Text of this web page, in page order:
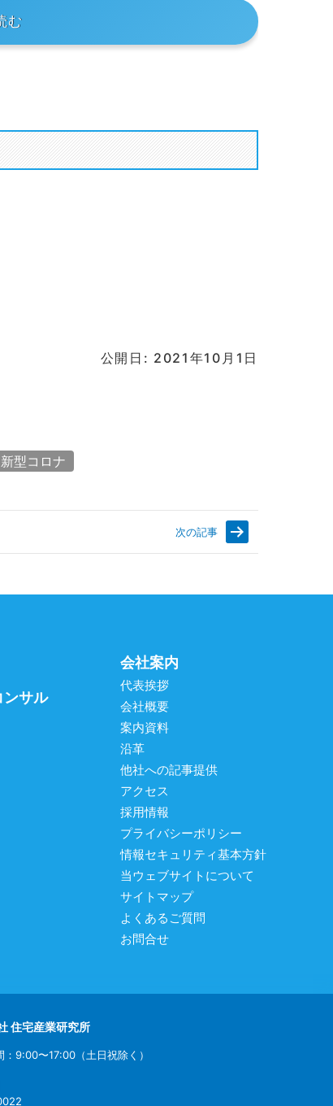
む
公開日: 2021年10月1日
新型コロナ
次の記事
サル
会社案内
代表挨拶
会社概要
案内資料
沿革
他社への記事提供
アクセス
採用情報
プライバシーポリシー
情報セキュリティ基本方針
当ウェブサイトについて
サイトマップ
よくあるご質問
お問合せ
住宅産業研究所
：9:00〜17:00（土日祝除く）